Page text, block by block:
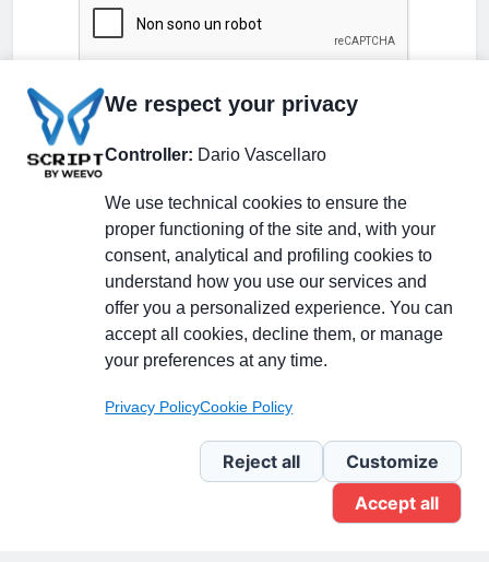
Partecipa alla discussione
Pagina Linkedin
Newsletter Linkedin
We respect your privacy
Controller: Dario Vascellaro
We use technical cookies to ensure the
proper functioning of the site and, with your
consent, analytical and profiling cookies to
understand how you use our services and
offer you a personalized experience. You can
accept all cookies, decline them, or manage
your preferences at any time.
Privacy PolicyCookie Policy
Reject all
Customize
Accept all